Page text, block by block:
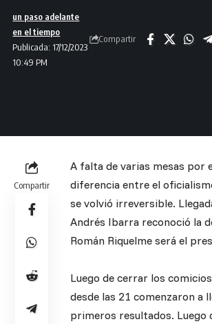
Publicada: 17/12/2023
10:49 PM
un paso adelante
en el tiempo
Compartir
Compartir
A falta de varias mesas por
diferencia entre el
se volvió irreversible.
Andrés Ibarra reconoció la
Román Riquelme será el
Luego de cerrar los
desde las 21 comenzaron a
primeros resultados. Luego